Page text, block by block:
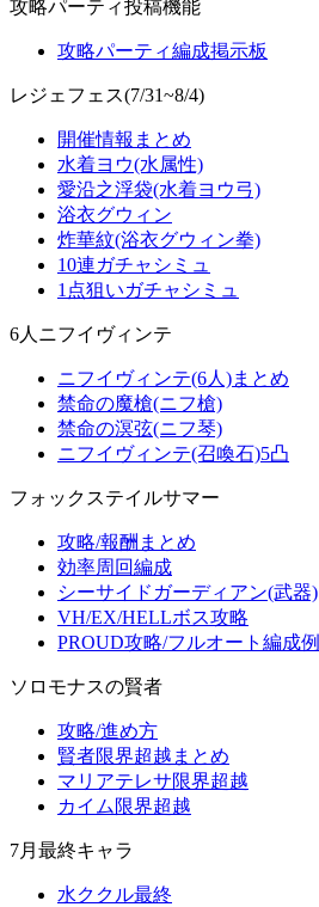
攻略パーティ投稿機能
攻略パーティ編成掲示板
レジェフェス(7/31~8/4)
開催情報まとめ
水着ヨウ(水属性)
愛沿之浮袋(水着ヨウ弓)
浴衣グウィン
炸華紋(浴衣グウィン拳)
10連ガチャシミュ
1点狙いガチャシミュ
6人ニフイヴィンテ
ニフイヴィンテ(6人)まとめ
禁命の魔槍(ニフ槍)
禁命の溟弦(ニフ琴)
ニフイヴィンテ(召喚石)5凸
フォックステイルサマー
攻略/報酬まとめ
効率周回編成
シーサイドガーディアン(武器)
VH/EX/HELLボス攻略
PROUD攻略/フルオート編成例
ソロモナスの賢者
攻略/進め方
賢者限界超越まとめ
マリアテレサ限界超越
カイム限界超越
7月最終キャラ
水ククル最終